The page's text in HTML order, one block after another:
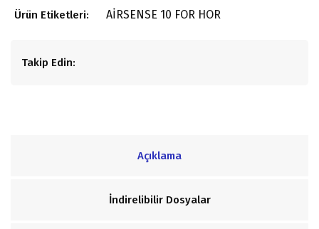
Ürün Etiketleri: AİRSENSE 10 FOR HOR
Takip Edin:
Açıklama
İndirelibilir Dosyalar